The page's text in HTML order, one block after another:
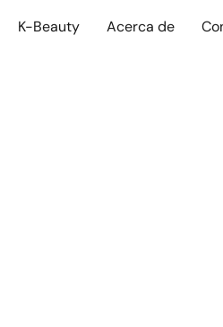
K-Beauty Acerca de